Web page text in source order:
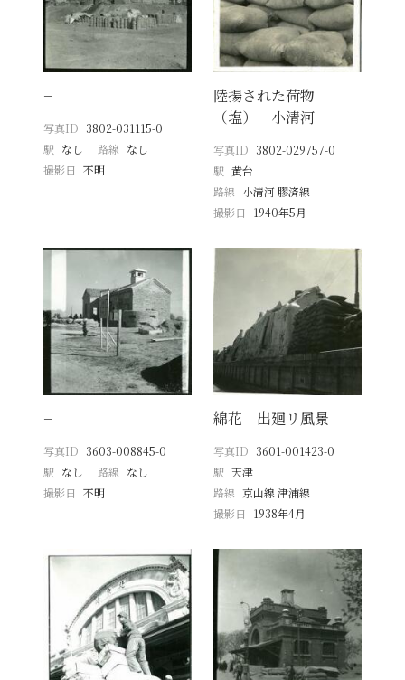
−
写真ID 3802-031115-0
駅 なし 路線 なし
撮影日
不明
陸揚された荷物
（塩） 小清河
写真ID 3802-029757-0
駅 黄台
路線 小清河 膠済線
撮影日
1940年5月
−
写真ID 3603-008845-0
駅 なし 路線 なし
撮影日
不明
綿花 出廻リ風景
写真ID 3601-001423-0
駅 天津
路線 京山線 津浦線
撮影日
1938年4月